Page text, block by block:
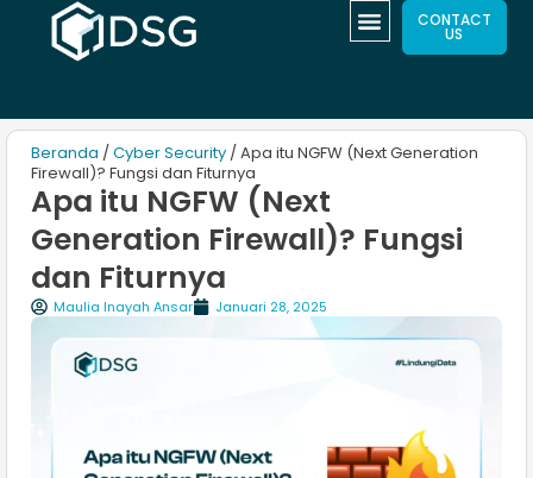
CONTACT
US
Beranda / Cyber Security / Apa itu NGFW (Next Generation
Firewall)? Fungsi dan Fiturnya
Apa itu NGFW (Next
Generation Firewall)? Fungsi
dan Fiturnya
Maulia Inayah Ansar Januari 28, 2025